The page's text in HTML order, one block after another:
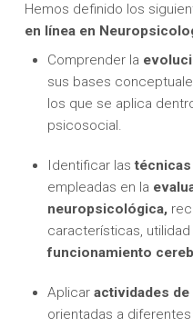
Hemos definido los
en línea en
Comprender la
sus bases
los que se aplica
psicosocial.
Identificar las
empleadas en la
neuropsicológica,
características,
funcionamiento
Aplicaractividades
orientadas a